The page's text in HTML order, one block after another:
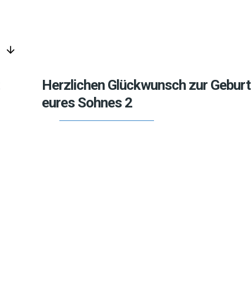
arrow_downward
Herzlichen Glückwunsch zur Geburt
eures Sohnes 2